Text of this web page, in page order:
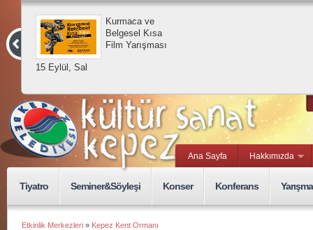
15 Eylül, Sal
Kurmaca ve
Belgesel Kısa
Film Yarışması
Ana Sayfa Hakkımızda
Tiyatro Seminer&Söyleşi Konser Konferans Yarışma
Etkinlik Merkezleri » Kepez Kent Ormanı